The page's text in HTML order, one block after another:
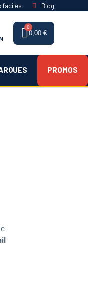
faciles Blog
0,00 €
PROMOS